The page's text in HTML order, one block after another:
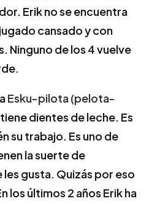
Erik no se encuentra
cansado y con
Ninguno de los 4 vuelve
Esku-pilota (pelota-
dientes de leche. Es
su trabajo. Es uno de
la suerte de
les gusta. Quizás por eso
los últimos 2 años Erik ha